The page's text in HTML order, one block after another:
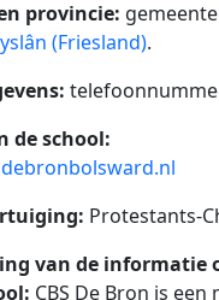
provincie: gemeente
(Friesland).
de school:
Protestants-
van de informatie
CBS De Bron is